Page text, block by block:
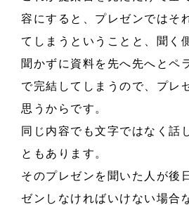
容にすると、プレゼンではそ
てしまうということと、聞く
聞かずに資料を先へ先へとペ
で完結してしまうので、プレ
思うからです。
同じ内容でも文字ではなく話
ともあります。
そのプレゼンを聞いた人が後
ゼンしなければいけない場合